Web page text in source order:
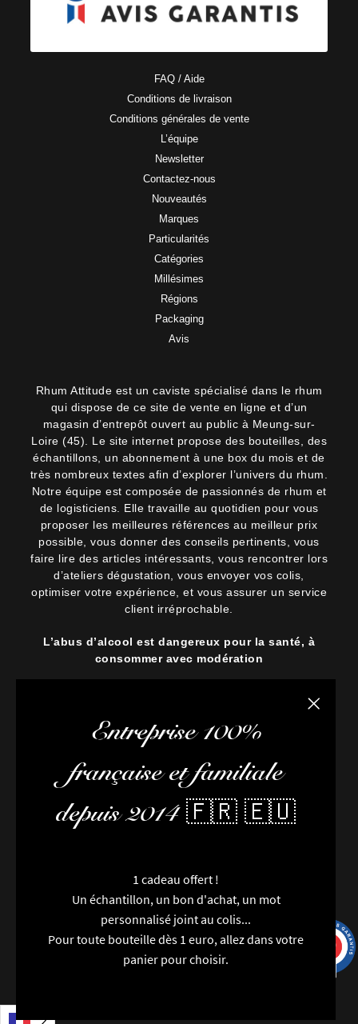
Fermer
Entreprise 100%
française et familiale
depuis 2014 🇫🇷 🇪🇺
1 cadeau offert !
Un échantillon, un bon d'achat, un mot
personnalisé joint au colis...
Pour toute bouteille dès 1 euro, allez dans votre
panier pour choisir.
FAQ / Aide
Conditions de livraison
Conditions générales de vente
L’équipe
Newsletter
Contactez-nous
Nouveautés
Marques
Particularités
Catégories
Millésimes
Régions
Packaging
Avis
Rhum Attitude est un caviste spécialisé dans le rhum
qui dispose de ce site de vente en ligne et d’un
magasin d’entrepôt ouvert au public à Meung-sur-
Loire (45). Le site internet propose des bouteilles, des
échantillons, un abonnement à une box du mois et de
très nombreux textes afin d’explorer l’univers du rhum.
Notre équipe est composée de passionnés de rhum et
de logisticiens. Elle travaille au quotidien pour vous
proposer les meilleures références au meilleur prix
possible, vous donner des conseils pertinents, vous
faire lire des articles intéressants, vous rencontrer lors
d’ateliers dégustation, vous envoyer vos colis,
optimiser votre expérience, et vous assurer un service
client irréprochable.
L’abus d’alcool est dangereux pour la santé, à
consommer avec modération
/10